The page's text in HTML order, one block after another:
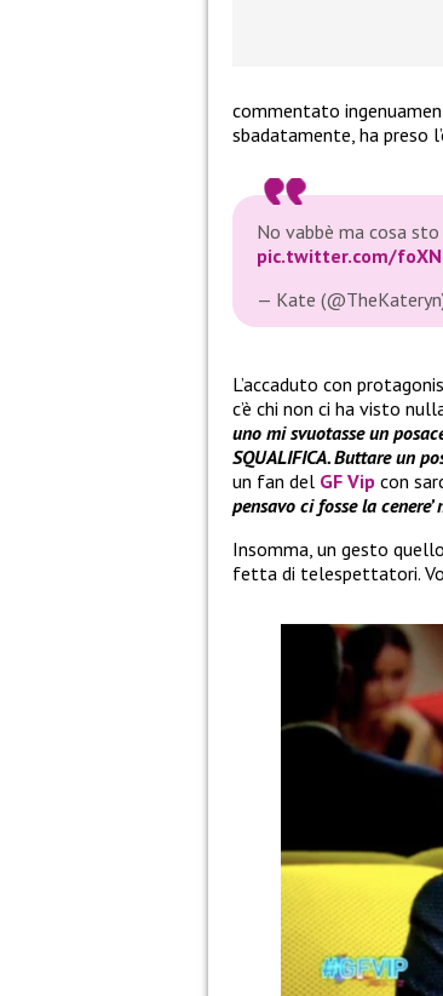
commentato
sbadatamente, ha preso
No vabbè ma cosa
pic.twitter.com/
— Kate
L’accaduto con
c’è chi non ci ha visto
uno mi svuotasse un
SQUALIFICA. Buttare un
un fan del GF Vip con
pensavo ci fosse la
Insomma, un gesto
fetta di telespettatori.